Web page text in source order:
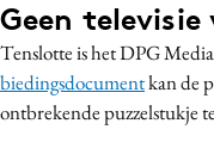
Geen televisie
Tenslotte is het DPG
biedingsdocumentkan de
ontbrekende puzzelstukje